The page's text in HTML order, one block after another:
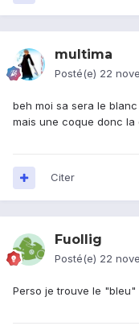
multima
Posté(e) 22
beh moi sa sera le
mais une coque donc
Citer
Fuollig
Posté(e) 22
Perso je trouve le "bleu"